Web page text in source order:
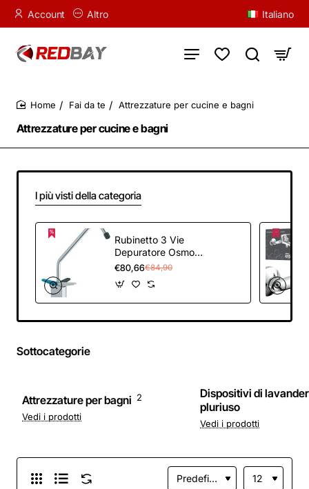
Account Altro Italiano
Attrezzature per cucine e bagni
Fai da te Attrezzature per cucine e bagni
I più visti della categoria
Rubinetto 3 Vie
Depuratore Osmosi
Inversa
€80,66€84,90
Sottocategorie
Attrezzature per bagni 2
Vedi i prodotti
Dispositivi di
pluriuso
Vedi i prodotti